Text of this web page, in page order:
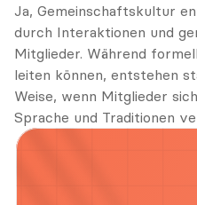
Ja, Gemeinschaftskultur
durch Interaktionen und
Mitglieder. Während
leiten können, entstehen
Weise, wenn Mitglieder
Sprache und Traditionen